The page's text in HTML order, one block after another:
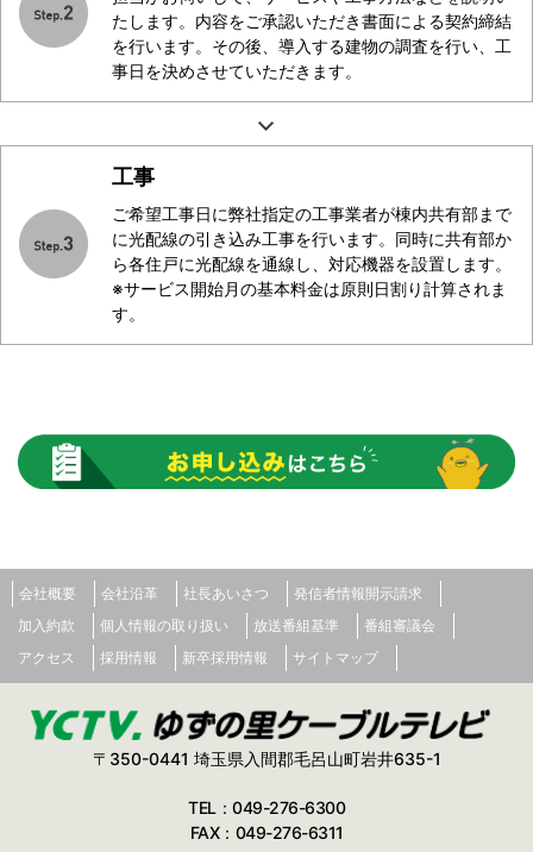
たします。内容をご承認いただき書面による契約締結
を行います。その後、導入する建物の調査を行い、工
事日を決めさせていただきます。
工事
ご希望工事日に弊社指定の工事業者が棟内共有部まで
に光配線の引き込み工事を行います。同時に共有部か
ら各住戸に光配線を通線し、対応機器を設置します。
※サービス開始月の基本料金は原則日割り計算されま
す。
会社概要 会社沿革 社長あいさつ
発信者情報開示請求
加入約款
個人情報の取り扱い 放送番組基準
番組審議会
アクセス
採用情報 新卒採用情報 サイトマップ
〒350-0441 埼玉県入間郡毛呂山町岩井635-1
TEL：049-276-6300
FAX：049-276-6311